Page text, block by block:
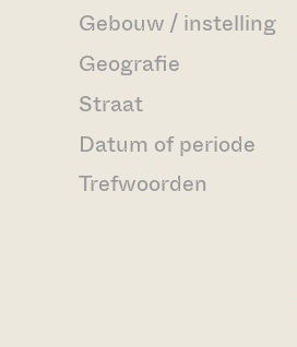
Gebouw / instelling
Geografie
Straat
Datum of periode
Trefwoorden